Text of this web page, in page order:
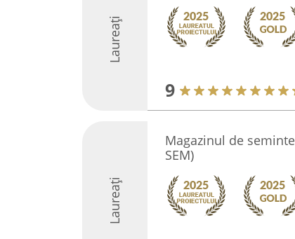
Laureați
9
Laureați
Magazinul de seminte
SEM)